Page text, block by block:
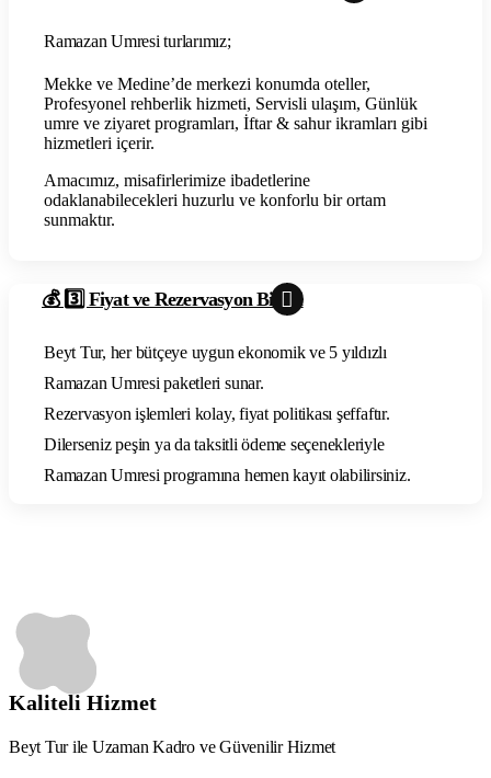
Ramazan Umresi turlarımız;
Mekke ve Medine’de merkezi konumda oteller,
Profesyonel rehberlik hizmeti, Servisli ulaşım, Günlük
umre ve ziyaret programları, İftar & sahur ikramları gibi
hizmetleri içerir.
Amacımız, misafirlerimize ibadetlerine
odaklanabilecekleri huzurlu ve konforlu bir ortam
sunmaktır.
💰 3️⃣ Fiyat ve Rezervasyon Bilgisi
Beyt Tur, her bütçeye uygun ekonomik ve 5 yıldızlı
Ramazan Umresi paketleri sunar.
Rezervasyon işlemleri kolay, fiyat politikası şeffaftır.
Dilerseniz peşin ya da taksitli ödeme seçenekleriyle
Ramazan Umresi programına hemen kayıt olabilirsiniz.
Kaliteli Hizmet
Beyt Tur ile Uzaman Kadro ve Güvenilir Hizmet